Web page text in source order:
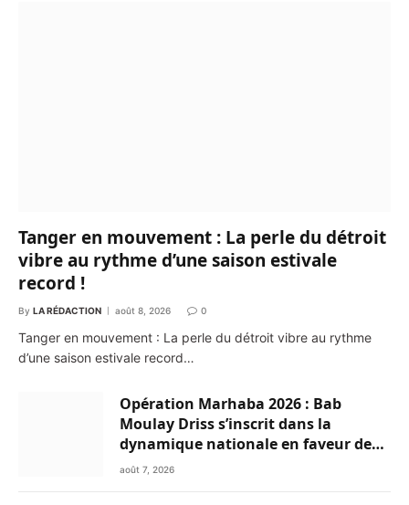
Tanger en mouvement : La perle du détroit
vibre au rythme d’une saison estivale
record !
By LA RÉDACTION août 8, 2026 0
Tanger en mouvement : La perle du détroit vibre au rythme
d’une saison estivale record…
Opération Marhaba 2026 : Bab
Moulay Driss s’inscrit dans la
dynamique nationale en faveur des
Marocains du Monde
août 7, 2026